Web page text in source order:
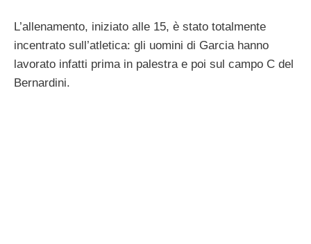
L’allenamento, iniziato alle 15, è stato totalmente
incentrato sull’atletica: gli uomini di Garcia hanno
lavorato infatti prima in palestra e poi sul campo C del
Bernardini.